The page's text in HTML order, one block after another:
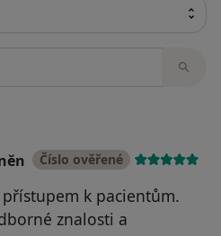
Číslo ověřené
k pacientům.
znalosti a